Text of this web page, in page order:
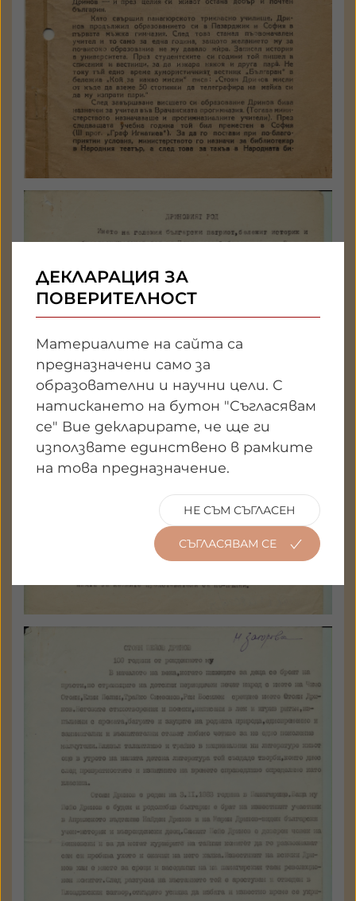
Петър Чолов
Дриновият род
а 8086 - 09
литературен музей
ГАЛЕРИЯ
Мария Загорова
Стоян Дринов - 100 години от
рождението му
а 8087 - 09
Държател: Национален
литературен музей
ГАЛЕРИЯ
ДЕКЛАРАЦИЯ ЗА
ПОВЕРИТЕЛНОСТ
Материалите на сайта са
предназначени само за
образователни и научни цели. С
натискането на бутон "Съгласявам
се" Вие декларирате, че ще ги
използвате единствено в рамките
на това предназначение.
НЕ СЪМ СЪГЛАСЕН
СЪГЛАСЯВАМ СЕ